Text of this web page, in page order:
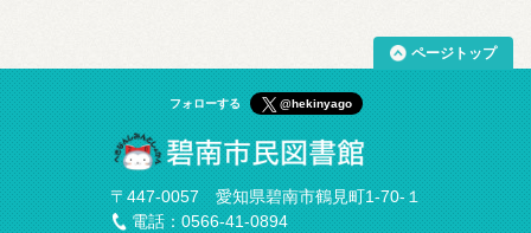
ページトップ
フォローする @hekinyago
〒447-0057 愛知県碧南市鶴見町1-70-１
電話：0566-41-0894